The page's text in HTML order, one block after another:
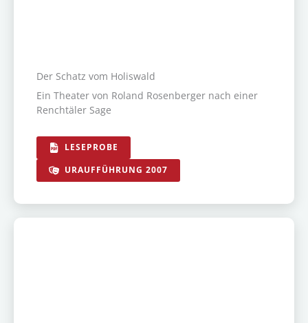
Der Schatz vom Holiswald
Ein Theater von Roland Rosenberger nach einer
Renchtäler Sage
LESEPROBE
URAUFFÜHRUNG 2007